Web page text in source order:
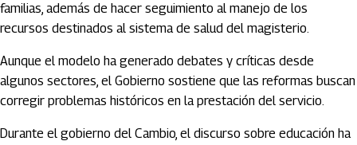
familias, además de hacer seguimiento al manejo de los
recursos destinados al sistema de salud del magisterio.
Aunque el modelo ha generado debates y críticas desde
algunos sectores, el Gobierno sostiene que las reformas buscan
corregir problemas históricos en la prestación del servicio.
Durante el gobierno del Cambio, el discurso sobre educación ha